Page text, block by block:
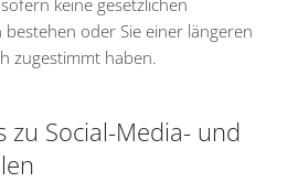
keine gesetzlichen
oder Sie einer längeren
zugestimmt haben.
zu Social-Media- und